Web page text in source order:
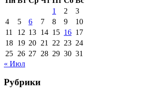
1
2
3
4
5 6 7 8 9
10
11
12 13 14 15 16 17
18 19 20 21 22 23 24
25 26 27 28 29 30 31
« Июл
Рубрики